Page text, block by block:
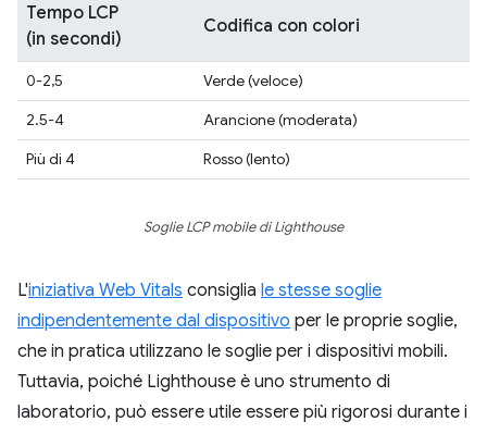
Tempo LCP
(in secondi)
Codifica con colori
0-2,5
Verde (veloce)
2.5-4
Arancione (moderata)
Più di 4
Rosso (lento)
Soglie LCP mobile di Lighthouse
L'iniziativa Web Vitals consiglia le stesse soglie
indipendentemente dal dispositivo per le proprie soglie,
che in pratica utilizzano le soglie per i dispositivi mobili.
Tuttavia, poiché Lighthouse è uno strumento di
laboratorio, può essere utile essere più rigorosi durante i